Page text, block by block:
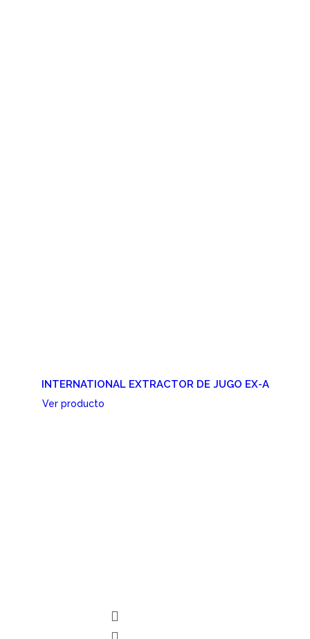
INTERNATIONAL EXTRACTOR DE JUGO EX-A
Ver producto